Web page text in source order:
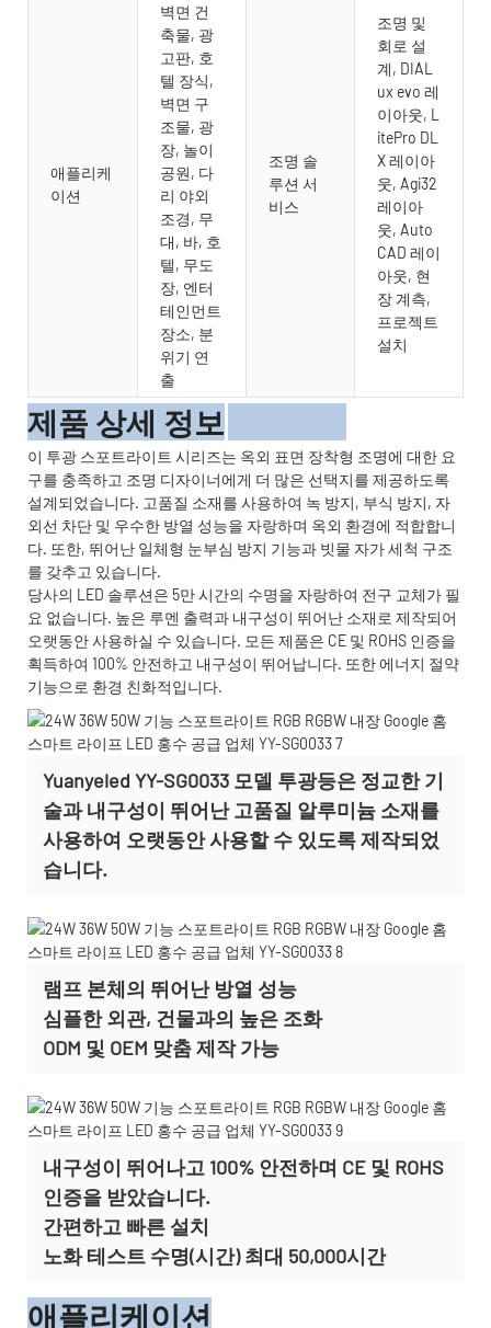
애플리케
이션
벽면 건
축물, 광
고판, 호
텔 장식,
벽면 구
조물, 광
장, 놀이
공원, 다
리 야외
조경, 무
대, 바, 호
텔, 무도
장, 엔터
테인먼트
장소, 분
위기 연
출
조명 솔
루션 서
비스
조명 및
회로 설
계, DIAL
ux evo 레
이아웃, L
itePro DL
X 레이아
웃, Agi32
레이아
웃, Auto
CAD 레이
아웃, 현
장 계측,
프로젝트
설치
제품 상세 정보
이 투광 스포트라이트 시리즈는 옥외 표면 장착형 조명에 대한 요
구를 충족하고 조명 디자이너에게 더 많은 선택지를 제공하도록
설계되었습니다. 고품질 소재를 사용하여 녹 방지, 부식 방지, 자
외선 차단 및 우수한 방열 성능을 자랑하며 옥외 환경에 적합합니
다. 또한, 뛰어난 일체형 눈부심 방지 기능과 빗물 자가 세척 구조
를 갖추고 있습니다.
당사의 LED 솔루션은 5만 시간의 수명을 자랑하여 전구 교체가 필
요 없습니다. 높은 루멘 출력과 내구성이 뛰어난 소재로 제작되어
오랫동안 사용하실 수 있습니다. 모든 제품은 CE 및 ROHS 인증을
획득하여 100% 안전하고 내구성이 뛰어납니다. 또한 에너지 절약
기능으로 환경 친화적입니다.
Yuanyeled YY-SG0033 모델 투광등은 정교한 기
술과 내구성이 뛰어난 고품질 알루미늄 소재를
사용하여 오랫동안 사용할 수 있도록 제작되었
습니다.
램프 본체의 뛰어난 방열 성능
심플한 외관, 건물과의 높은 조화
ODM 및 OEM 맞춤 제작 가능
내구성이 뛰어나고 100% 안전하며 CE 및 ROHS
인증을 받았습니다.
간편하고 빠른 설치
노화 테스트 수명(시간) 최대 50,000시간
애플리케이션